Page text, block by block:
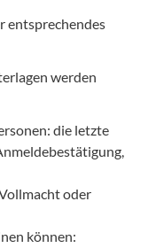
entsprechendes
werden
die letzte
oder
können: